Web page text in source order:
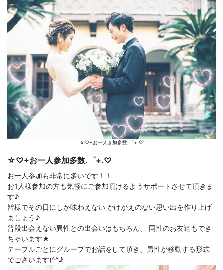
☆♡+お一人参加多数.゜+.♡
☆♡+お一人参加多数.゜+.♡
お一人参加も非常に多いです！！
お1人様参加の方も気軽にご参加頂けるようサポートさせて頂きま
す♪
皆様でその日にしか味わえない かけがえのない思い出を作り上げ
ましょう♪
普段出会えない異性との出会いはもちろん、 同性のお友達もでき
ちゃいます★
テーブルごとにグループでお話をして頂き、男性が移動する形式
でございます(^^♪